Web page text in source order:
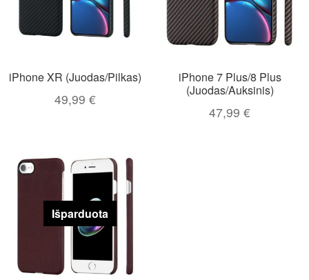
iPhone XR (Juodas/Pilkas)
49,99€
iPhone 7 Plus/8 Plus
(Juodas/Auksinis)
47,99€
Išparduota